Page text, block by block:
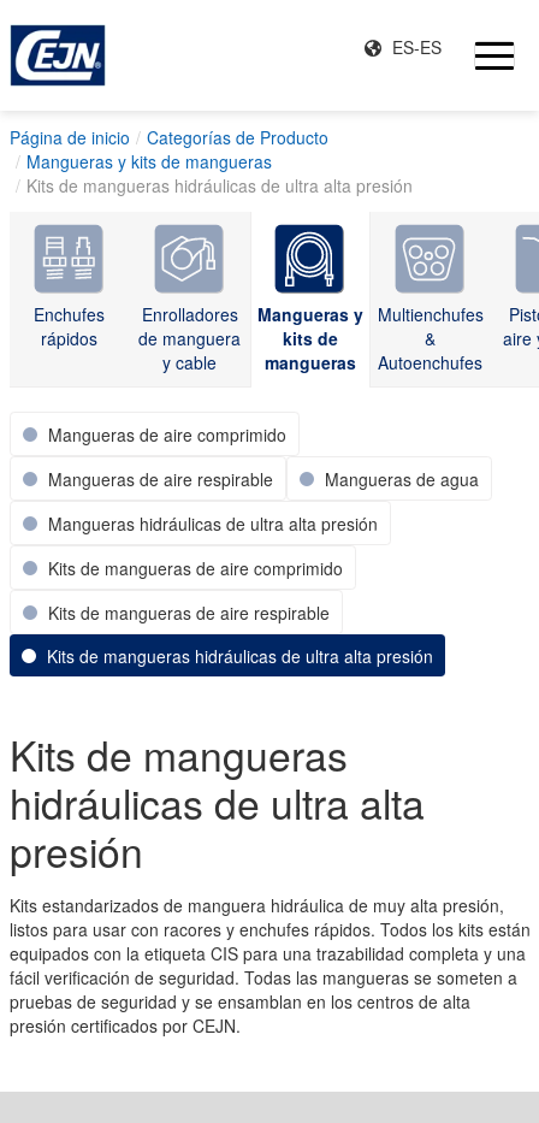
ES-ES
Página de inicio
Categorías de Producto
Mangueras y kits de mangueras
Kits de mangueras hidráulicas de ultra alta presión
Enchufes
rápidos
Enrolladores
de manguera
y cable
Mangueras y
kits de
mangueras
Multienchufes
&
Autoenchufes
aire
Mangueras de aire comprimido
Mangueras de aire respirable
Mangueras de agua
Mangueras hidráulicas de ultra alta presión
Kits de mangueras de aire comprimido
Kits de mangueras de aire respirable
Kits de mangueras hidráulicas de ultra alta presión
Kits de mangueras
hidráulicas de ultra alta
presión
Kits estandarizados de manguera hidráulica de muy alta presión,
listos para usar con racores y enchufes rápidos. Todos los kits están
equipados con la etiqueta CIS para una trazabilidad completa y una
fácil verificación de seguridad. Todas las mangueras se someten a
pruebas de seguridad y se ensamblan en los centros de alta
presión certificados por CEJN.